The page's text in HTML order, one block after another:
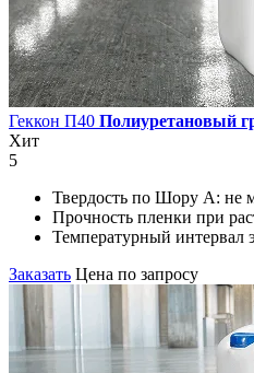
Геккон П40 Полиуретановый
Хит
5
Твердость по Шору А: не
Прочность пленки при
Температурный интервал
Заказать Цена по запросу